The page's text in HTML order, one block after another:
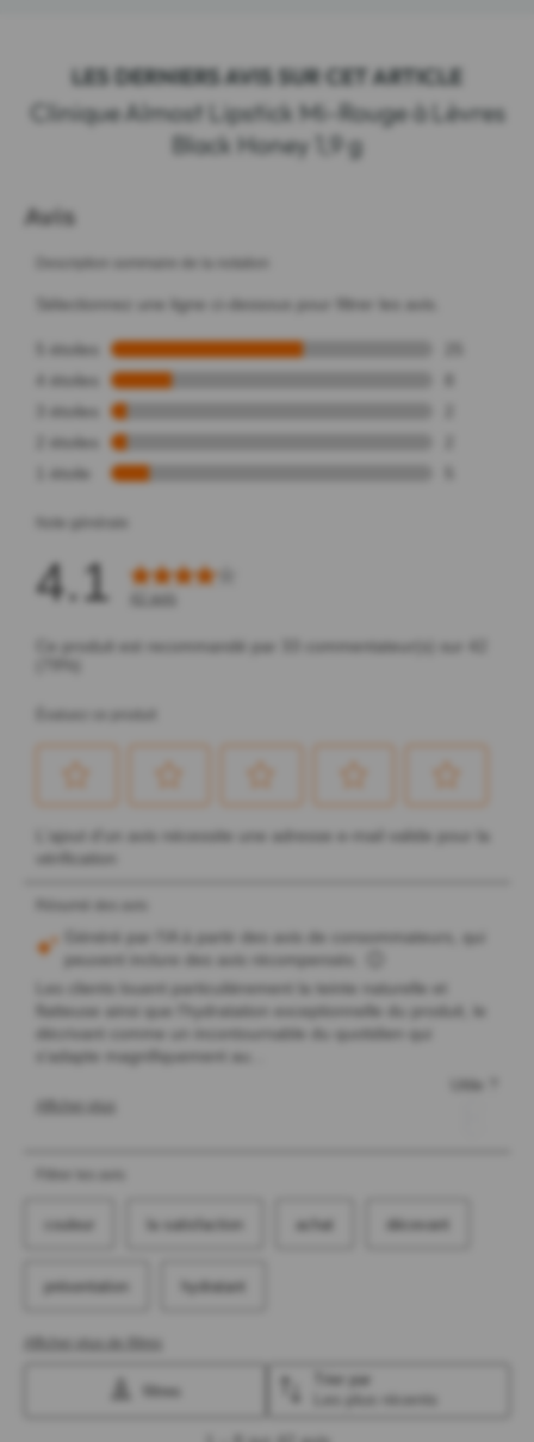
LES DERNIERS AVIS SUR CET ARTICLE
Clinique Almost Lipstick Mi-Rouge à Lèvres
Black Honey 1,9 g